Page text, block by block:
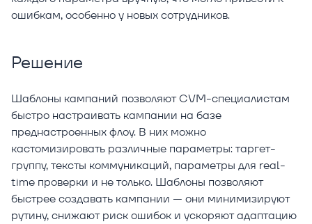
ошибкам, особенно у новых сотрудников.
Решение
Шаблоны кампаний позволяют CVM-специалистам
быстро настраивать кампании на базе
преднастроенных флоу. В них можно
кастомизировать различные параметры: таргет-
группу, тексты коммуникаций, параметры для real-
time проверки и не только. Шаблоны позволяют
быстрее создавать кампании — они минимизируют
рутину, снижают риск ошибок и ускоряют адаптацию